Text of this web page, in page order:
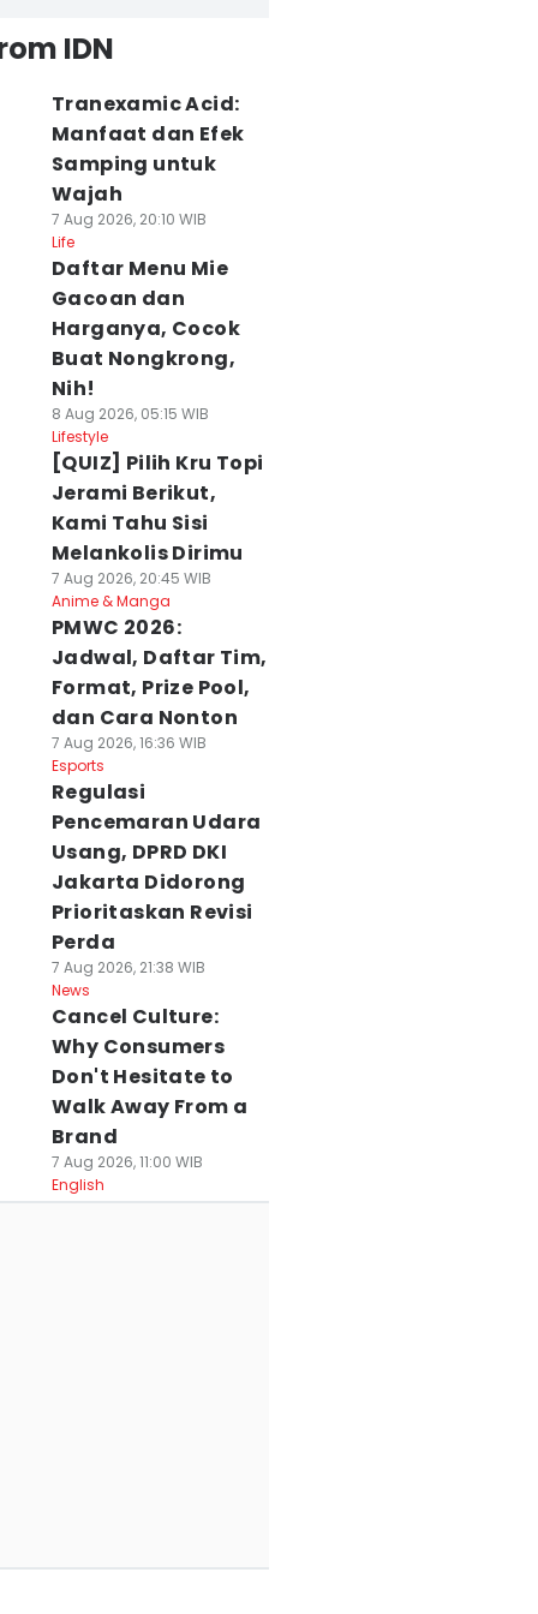
IDN
Tranexamic Acid:
Manfaat dan Efek
Samping untuk
Wajah
7 Aug 2026, 20:10 WIB
Life
Daftar Menu Mie
Gacoan dan
Harganya, Cocok
Buat Nongkrong,
Nih!
8 Aug 2026, 05:15 WIB
Lifestyle
[QUIZ] Pilih Kru Topi
Jerami Berikut,
Kami Tahu Sisi
Melankolis Dirimu
7 Aug 2026, 20:45 WIB
Anime & Manga
PMWC 2026:
Jadwal, Daftar Tim,
Format, Prize Pool,
dan Cara Nonton
7 Aug 2026, 16:36 WIB
Esports
Regulasi
Pencemaran Udara
Usang, DPRD DKI
Jakarta Didorong
Prioritaskan Revisi
Perda
7 Aug 2026, 21:38 WIB
News
Cancel Culture:
Why Consumers
Don't Hesitate to
Walk Away From a
Brand
7 Aug 2026, 11:00 WIB
English